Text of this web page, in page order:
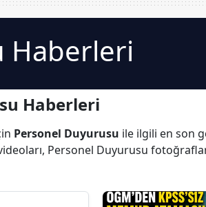
Haberleri
Haberleri
Personel Duyurusu ile ilgili en son
Personel Duyurusu